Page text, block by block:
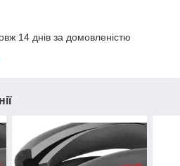
14 днів за домовленістю